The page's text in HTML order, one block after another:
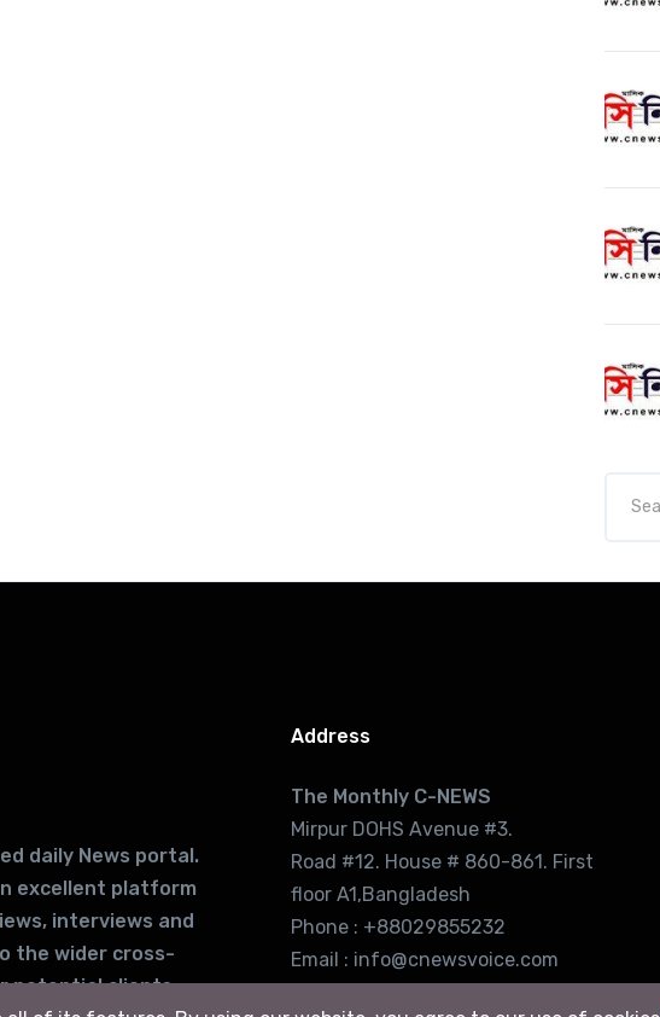
daily News portal.
excellent platform
interviews and
the wider cross-
potential clients
Address
The Monthly C-NEWS
Mirpur DOHS Avenue #3.
Road #12. House # 860-861. First
floor A1,Bangladesh
Phone : +88029855232
Email : info@cnewsvoice.com